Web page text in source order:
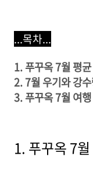
...목차...
1. 푸꾸옥 7월 평
2. 7월 우기와 강
3. 푸꾸옥 7월 여
1. 푸꾸옥 7